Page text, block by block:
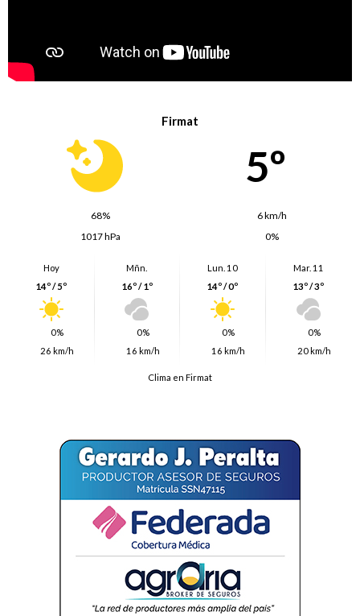
Firmat
5º
68%
6 km/h
1017 hPa
0%
Hoy
14º / 5º
0%
26 km/h
Mñn.
16º / 1º
0%
16 km/h
Lun. 10
14º / 0º
0%
16 km/h
Mar. 11
13º / 3º
0%
20 km/h
Clima en Firmat